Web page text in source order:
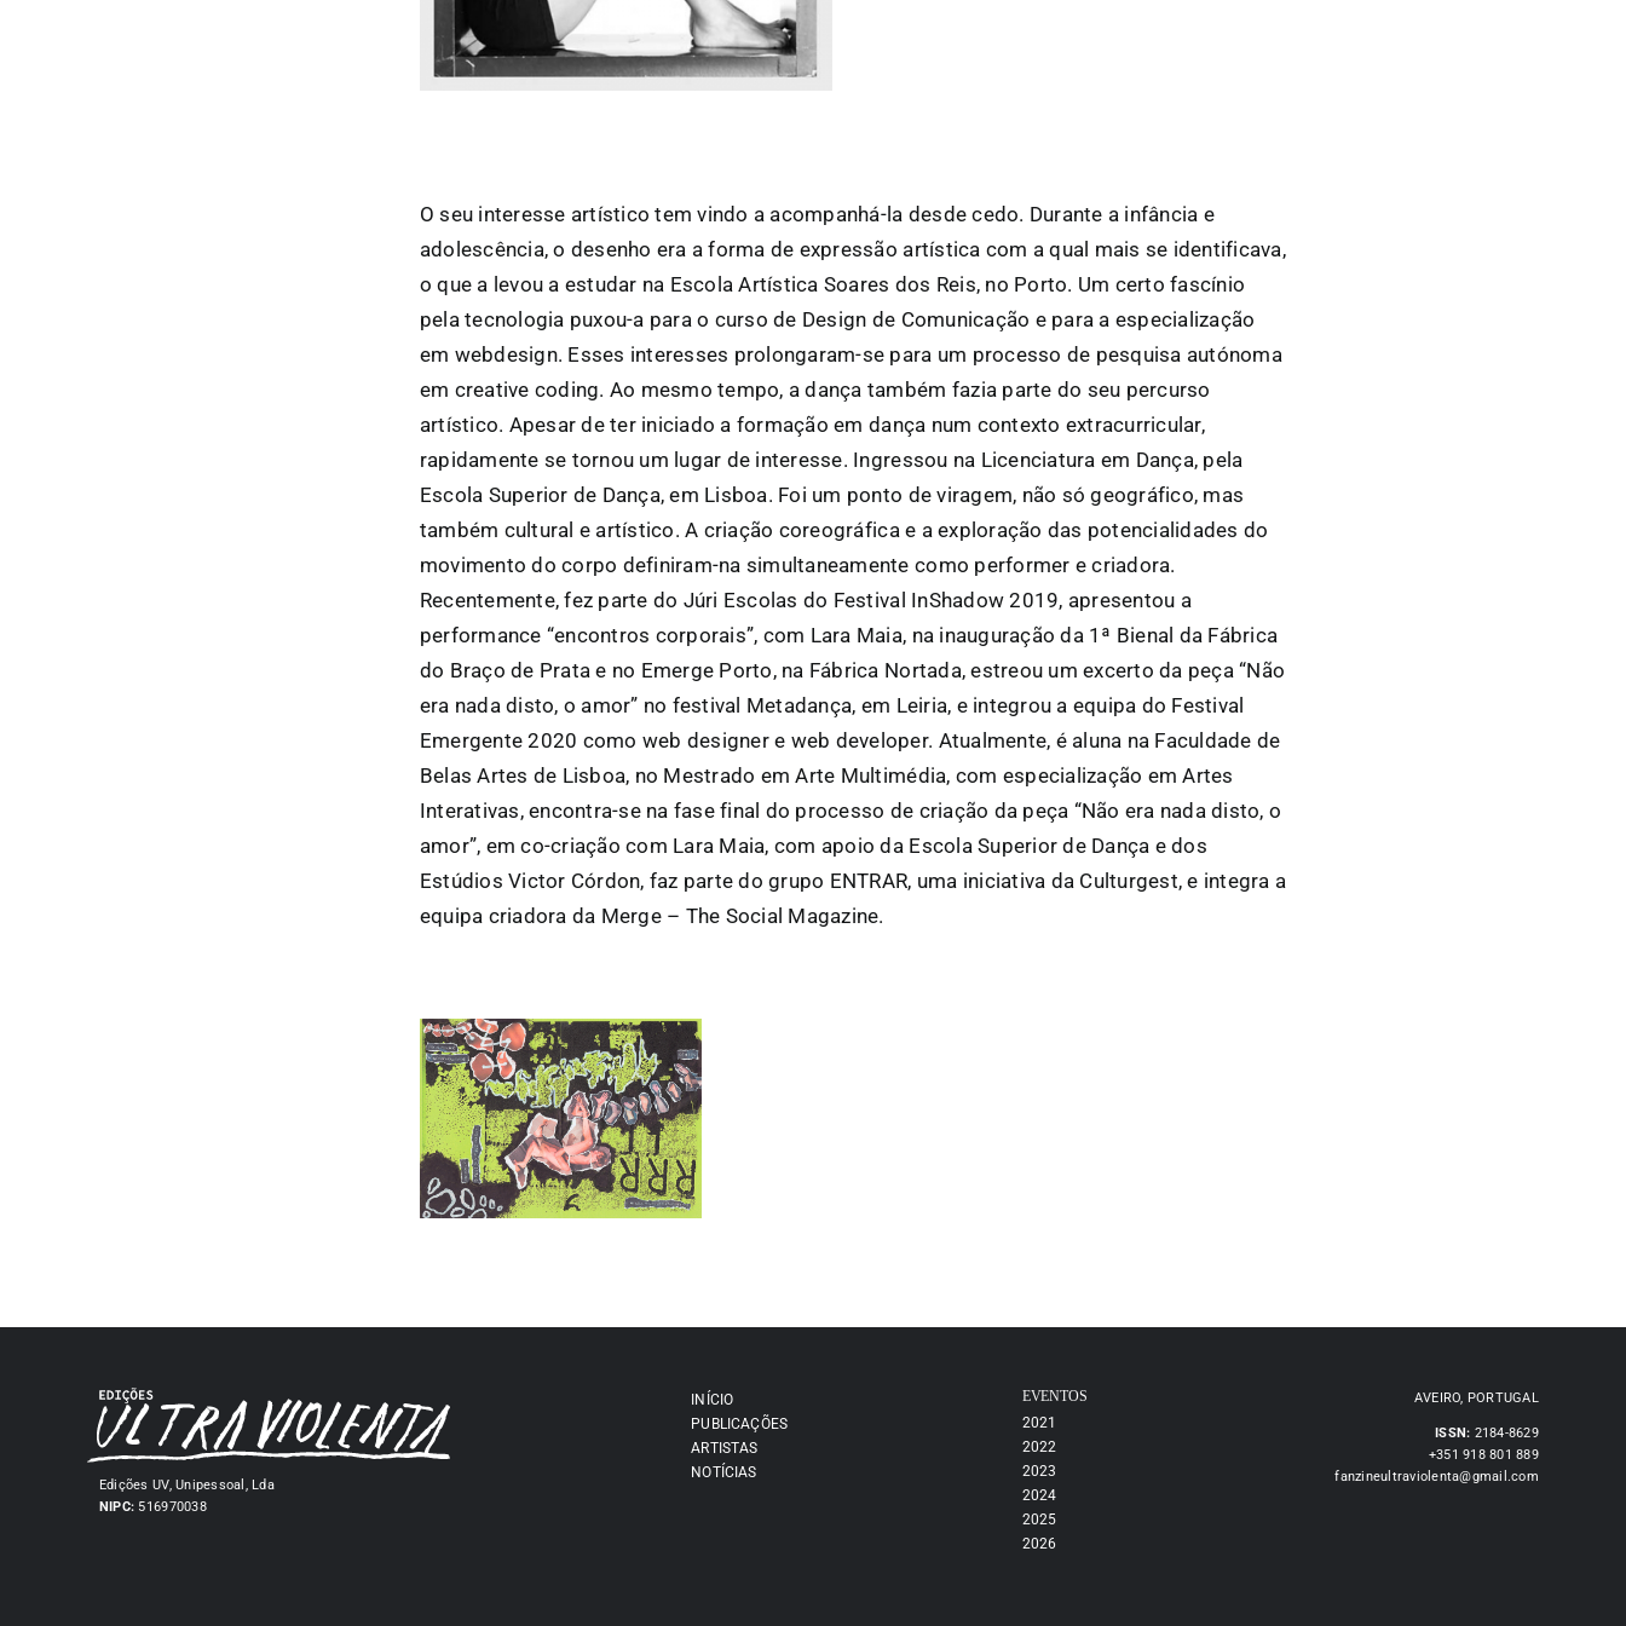
O seu interesse artístico tem vindo a acompanhá-la desde cedo. Durante a infância e
adolescência, o desenho era a forma de expressão artística com a qual mais se identificava,
o que a levou a estudar na Escola Artística Soares dos Reis, no Porto. Um certo fascínio
pela tecnologia puxou-a para o curso de Design de Comunicação e para a especialização
em webdesign. Esses interesses prolongaram-se para um processo de pesquisa autónoma
em creative coding. Ao mesmo tempo, a dança também fazia parte do seu percurso
artístico. Apesar de ter iniciado a formação em dança num contexto extracurricular,
rapidamente se tornou um lugar de interesse. Ingressou na Licenciatura em Dança, pela
Escola Superior de Dança, em Lisboa. Foi um ponto de viragem, não só geográfico, mas
também cultural e artístico. A criação coreográfica e a exploração das potencialidades do
movimento do corpo definiram-na simultaneamente como performer e criadora.
Recentemente, fez parte do Júri Escolas do Festival InShadow 2019, apresentou a
performance “encontros corporais”, com Lara Maia, na inauguração da 1ª Bienal da Fábrica
do Braço de Prata e no Emerge Porto, na Fábrica Nortada, estreou um excerto da peça “Não
era nada disto, o amor” no festival Metadança, em Leiria, e integrou a equipa do Festival
Emergente 2020 como web designer e web developer. Atualmente, é aluna na Faculdade de
Belas Artes de Lisboa, no Mestrado em Arte Multimédia, com especialização em Artes
Interativas, encontra-se na fase final do processo de criação da peça “Não era nada disto, o
amor”, em co-criação com Lara Maia, com apoio da Escola Superior de Dança e dos
Estúdios Victor Córdon, faz parte do grupo ENTRAR, uma iniciativa da Culturgest, e integra a
equipa criadora da Merge – The Social Magazine.
Edições UV, Unipessoal, Lda
NIPC: 516970038
INÍCIO
PUBLICAÇÕES
ARTISTAS
NOTÍCIAS
EVENTOS
2021
2022
2023
2024
2025
2026
AVEIRO, PORTUGAL
ISSN: 2184-8629
+351 918 801 889
fanzineultraviolenta@gmail.com